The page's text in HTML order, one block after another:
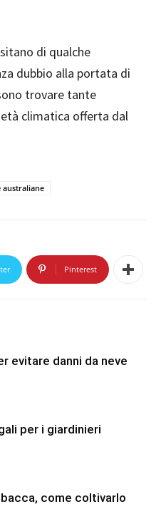
di qualche
dubbio alla portata di
trovare tante
climatica offerta dal
australiane
Pinterest
evitare danni da neve
per i giardinieri
bacca, come coltivarlo